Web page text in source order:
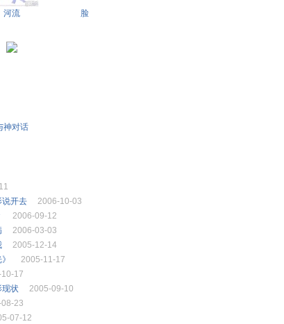
河流 脸
神对话
说开去
2006-10-03
2006-09-12
2006-03-03
2005-12-14
2005-11-17
17
现状
2005-09-10
23
07-12